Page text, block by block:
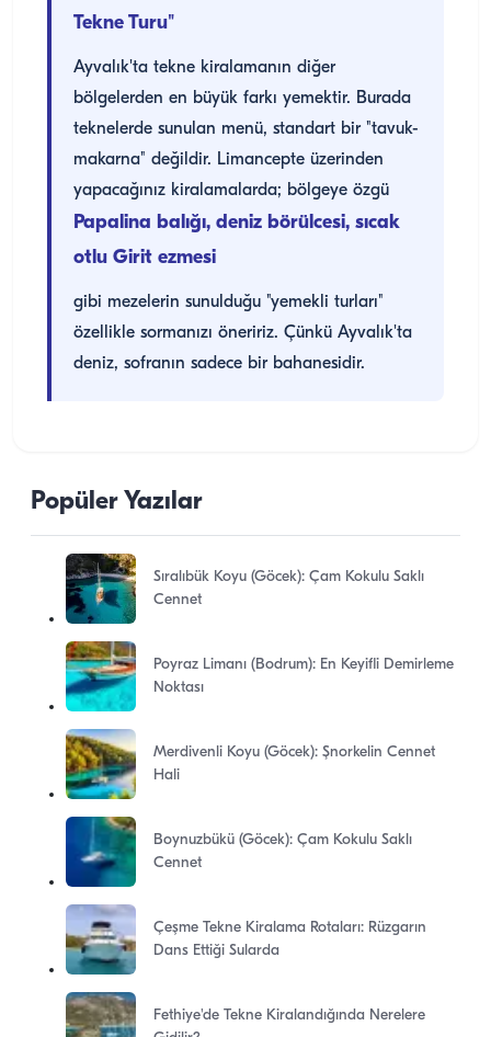
Tekne Turu"
Ayvalık'ta tekne kiralamanın diğer
bölgelerden en büyük farkı yemektir. Burada
teknelerde sunulan menü, standart bir "tavuk-
makarna" değildir. Limancepte üzerinden
yapacağınız kiralamalarda; bölgeye özgü
Papalina balığı, deniz börülcesi, sıcak
otlu Girit ezmesi
gibi mezelerin sunulduğu "yemekli turları"
özellikle sormanızı öneririz. Çünkü Ayvalık'ta
deniz, sofranın sadece bir bahanesidir.
Popüler Yazılar
Sıralıbük Koyu (Göcek): Çam Kokulu Saklı
Cennet
Poyraz Limanı (Bodrum): En Keyifli Demirleme
Noktası
Merdivenli Koyu (Göcek): Şnorkelin Cennet
Hali
Boynuzbükü (Göcek): Çam Kokulu Saklı
Cennet
Çeşme Tekne Kiralama Rotaları: Rüzgarın
Dans Ettiği Sularda
Fethiye'de Tekne Kiralandığında Nerelere